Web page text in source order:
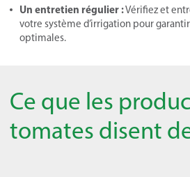
Un entretien régulier :Vérifiez et
votre système d’irrigation pour
optimales.
Ce que les
tomates disent